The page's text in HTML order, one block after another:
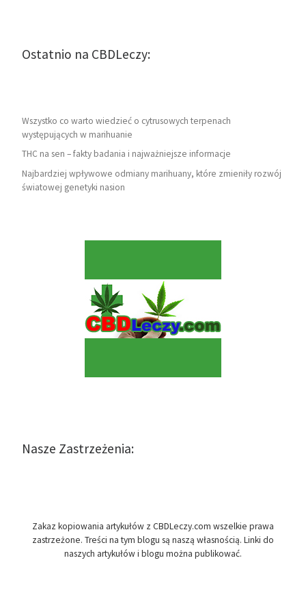
Ostatnio na CBDLeczy:
Wszystko co warto wiedzieć o cytrusowych terpenach
występujących w marihuanie
THC na sen – fakty badania i najważniejsze informacje
Najbardziej wpływowe odmiany marihuany, które zmieniły rozwój
światowej genetyki nasion
Nasze Zastrzeżenia:
Zakaz kopiowania artykułów z CBDLeczy.com wszelkie prawa
zastrzeżone. Treści na tym blogu są naszą własnością. Linki do
naszych artykułów i blogu można publikować.